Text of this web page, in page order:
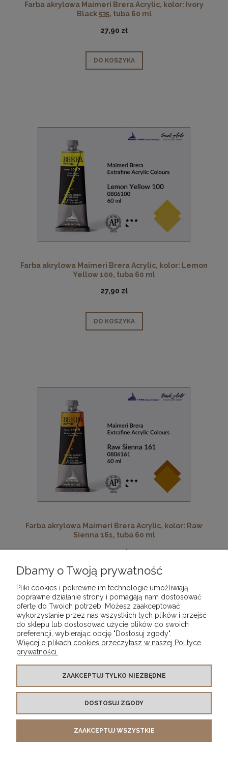
Farba akrylowa Maimeri Brera Acrylic, kolor: Ivory
Black 535, tuba 60 ml
27,90 zł
DO KOSZYKA
Farba akrylowa Maimeri Brera Acrylic, kolor: Lemon
Yellow 100, tuba 60 ml
27,90 zł
DO KOSZYKA
Farba akrylowa Maimeri Brera Acrylic, kolor: Raw
Sienna 161, tuba 60 ml
27,90 zł
« 1 2 3 4 5 »
WARUNKI ZAKUPÓW
MOJE KONTO
INFORMACJE O SKLEPIE
Dbamy o Twoją prywatność
Pliki cookies i pokrewne im technologie umożliwiają
poprawne działanie strony i pomagają nam dostosować
ofertę do Twoich potrzeb. Możesz zaakceptować
wykorzystanie przez nas wszystkich tych plików i przejść
do sklepu lub dostosować użycie plików do swoich
preferencji, wybierając opcję "Dostosuj zgody".
Więcej o plikach cookies przeczytasz w naszej Polityce
prywatności.
ZAAKCEPTUJ TYLKO NIEZBĘDNE
DOSTOSUJ ZGODY
ZAAKCEPTUJ WSZYSTKIE